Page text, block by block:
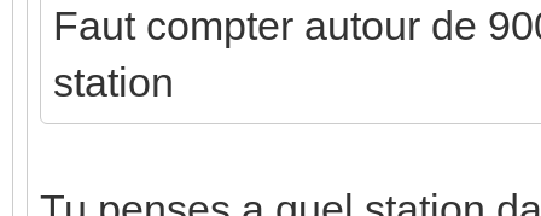
Faut compter autour de
station